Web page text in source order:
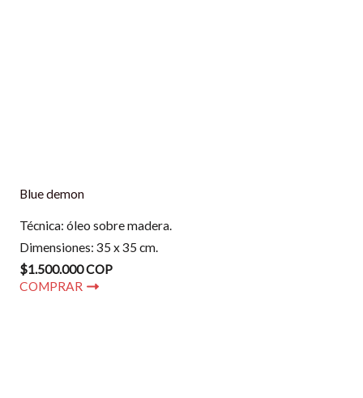
Blue demon
Técnica: óleo sobre madera.
Dimensiones: 35 x 35 cm.
$1.500.000 COP
COMPRAR